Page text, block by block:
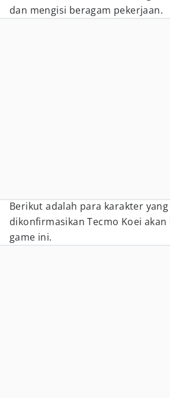
dan mengisi beragam pekerjaan.
Berikut adalah para karakter
dikonfirmasikan Tecmo Koei
game ini.